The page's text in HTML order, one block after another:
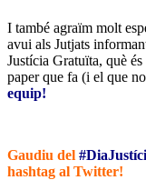
I també agraïm molt
avui als Jutjats
Justícia Gratuïta, què
paper que fa (i el que
equip!
Gaudiu del
hashtag al Twitter!